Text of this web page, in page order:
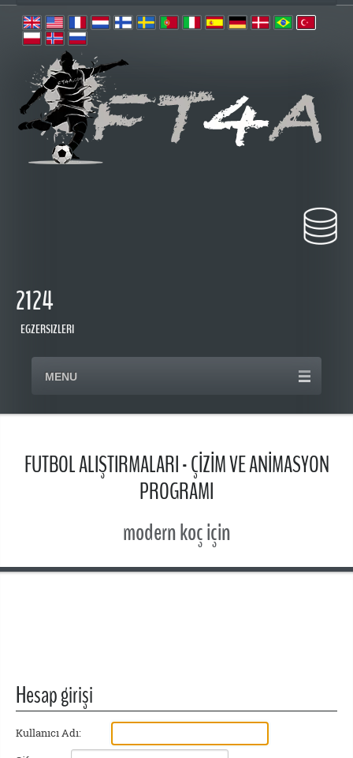
2124
EGZERSIZLERI
MENU
FUTBOL ALIŞTIRMALARI - ÇİZİM VE ANİMASYON
PROGRAMI
modern koç için
Hesap girişi
Kullanıcı Adı: